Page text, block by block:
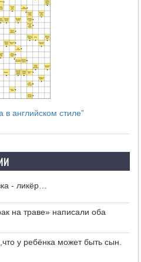
английском стиле”
- ликёр…
на траве» написали оба
у ребёнка может быть сын.